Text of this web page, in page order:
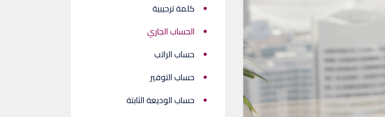
كلمة ترحيبية
الحساب الجاري
حساب الراتب
حساب التوفير
حساب الوديعة الثابتة